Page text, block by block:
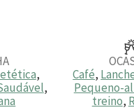
,
,
Café,
Pequeno-
treino,